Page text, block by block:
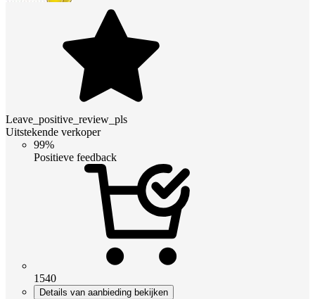
Leave_positive_review_pls
Uitstekende verkoper
99%
Positieve feedback
1540
Details van aanbieding bekijken